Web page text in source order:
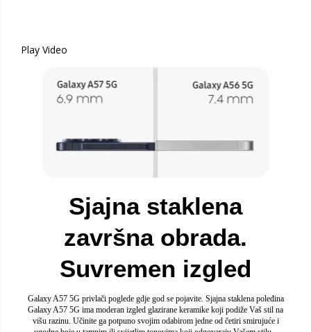
Play Video
Sjajna staklena
završna obrada.
Suvremen izgled
Galaxy A57 5G privlači poglede gdje god se pojavite. Sjajna staklena poleđina
Galaxy A57 5G ima moderan izgled glazirane keramike koji podiže Vaš stil na
višu razinu. Učinite ga potpuno svojim odabirom jedne od četiri smirujuće i